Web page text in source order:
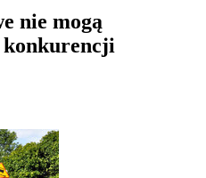
nie mogą
konkurencji